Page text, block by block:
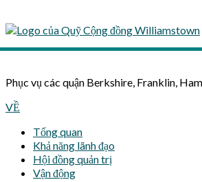
Phục vụ các quận Berkshire, Franklin,
VỀ
Tổng quan
Khả năng lãnh đạo
Hội đồng quản trị
Vận động